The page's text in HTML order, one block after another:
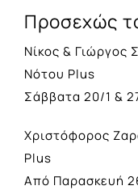
Προσεχώς
Νίκος & Γιώργος
Νότου Plus
Σάββατα 20/1 &
Χριστόφορος
Plus
Από Παρασκευή